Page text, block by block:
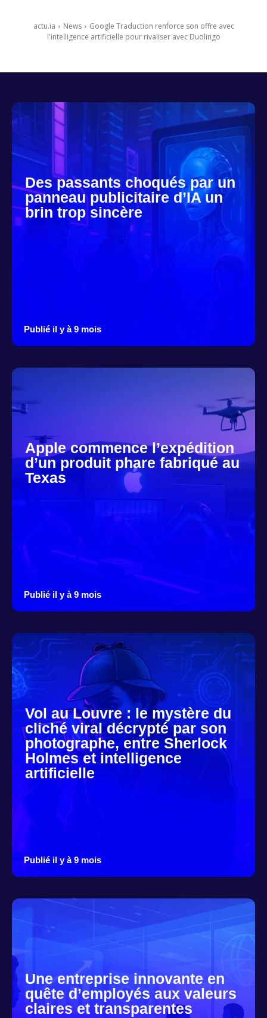
actu.ia News
Google Traduction renforce son offre avec
l'intelligence artificielle pour rivaliser avec Duolingo
Des passants choqués par un
panneau publicitaire d’IA un
brin trop sincère
Publié il y à 9 mois
Apple commence l’expédition
d’un produit phare fabriqué au
Texas
Publié il y à 9 mois
Vol au Louvre : le mystère du
cliché viral décrypté par son
photographe, entre Sherlock
Holmes et intelligence
artificielle
Publié il y à 9 mois
Une entreprise innovante en
quête d’employés aux valeurs
claires et transparentes